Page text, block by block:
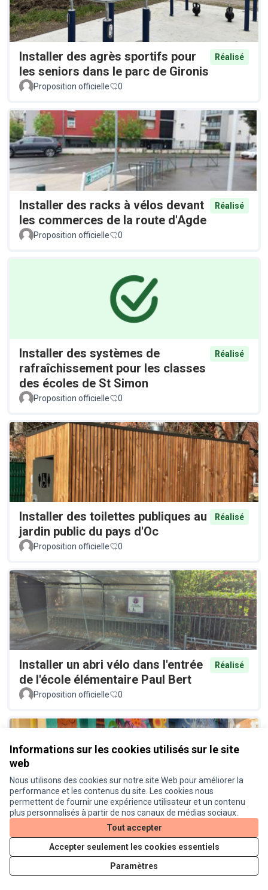
Informations sur les cookies utilisés sur le site
web
Nous utilisons des cookies sur notre site Web pour améliorer la
performance et les contenus du site. Les cookies nous
permettent de fournir une expérience utilisateur et un contenu
plus personnalisés à partir de nos canaux de médias sociaux.
Tout accepter
Accepter seulement les cookies essentiels
Paramètres
Installer des agrès sportifs pour
les seniors dans le parc de Gironis
Réalisé
Proposition officielle 0
Installer des racks à vélos devant
les commerces de la route d'Agde
Réalisé
Proposition officielle 0
Installer des systèmes de
rafraîchissement pour les classes
des écoles de St Simon
Réalisé
Proposition officielle 0
Installer des toilettes publiques au
jardin public du pays d'Oc
Réalisé
Proposition officielle 0
Installer un abri vélo dans l'entrée
de l'école élémentaire Paul Bert
Réalisé
Proposition officielle 0
Lieu de convivialité dans la cour
du cinéma Le Cratère
Réalisé
Proposition officielle